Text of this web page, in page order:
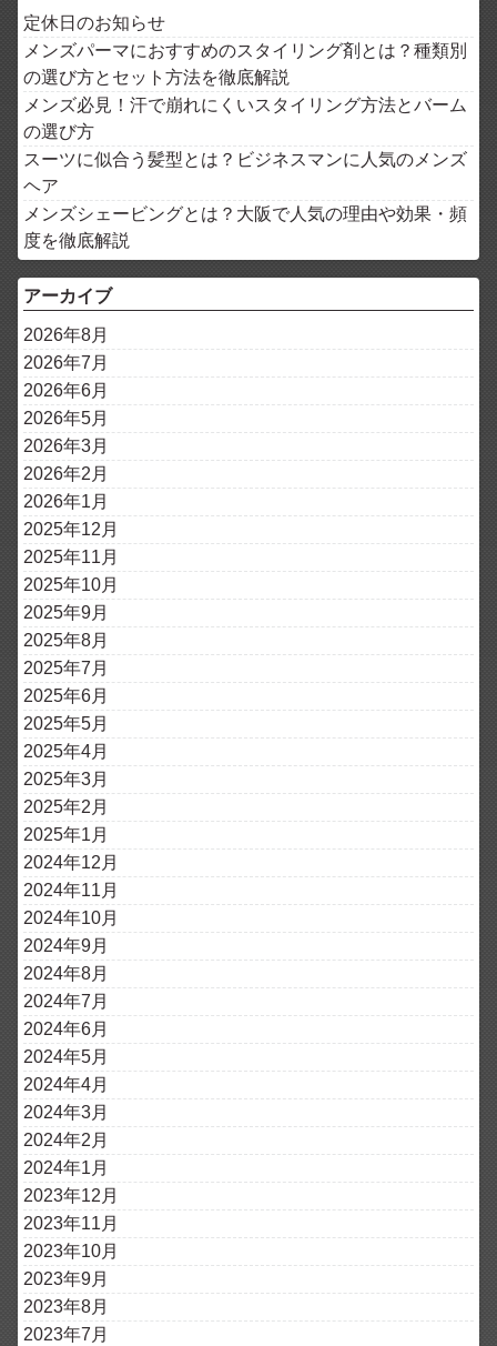
定休日のお知らせ
メンズパーマにおすすめのスタイリング剤とは？種類別
の選び方とセット方法を徹底解説
メンズ必見！汗で崩れにくいスタイリング方法とバーム
の選び方
スーツに似合う髪型とは？ビジネスマンに人気のメンズ
ヘア
メンズシェービングとは？大阪で人気の理由や効果・頻
度を徹底解説
アーカイブ
2026年8月
2026年7月
2026年6月
2026年5月
2026年3月
2026年2月
2026年1月
2025年12月
2025年11月
2025年10月
2025年9月
2025年8月
2025年7月
2025年6月
2025年5月
2025年4月
2025年3月
2025年2月
2025年1月
2024年12月
2024年11月
2024年10月
2024年9月
2024年8月
2024年7月
2024年6月
2024年5月
2024年4月
2024年3月
2024年2月
2024年1月
2023年12月
2023年11月
2023年10月
2023年9月
2023年8月
2023年7月